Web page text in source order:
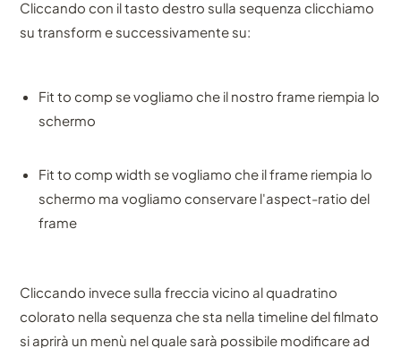
Cliccando con il tasto destro sulla sequenza clicchiamo
su transform e successivamente su:
Fit to comp se vogliamo che il nostro frame riempia lo
schermo
Fit to comp width se vogliamo che il frame riempia lo
schermo ma vogliamo conservare l'aspect-ratio del
frame
Cliccando invece sulla freccia vicino al quadratino
colorato nella sequenza che sta nella timeline del filmato
si aprirà un menù nel quale sarà possibile modificare ad